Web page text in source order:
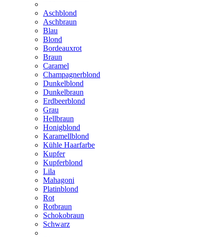
Aschblond
Aschbraun
Blau
Blond
Bordeauxrot
Braun
Caramel
Champagnerblond
Dunkelblond
Dunkelbraun
Erdbeerblond
Grau
Hellbraun
Honigblond
Karamellblond
Kühle Haarfarbe
Kupfer
Kupferblond
Lila
Mahagoni
Platinblond
Rot
Rotbraun
Schokobraun
Schwarz